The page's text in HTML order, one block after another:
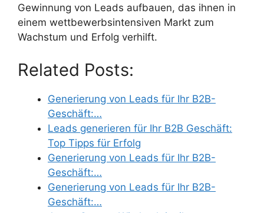
Gewinnung von Leads aufbauen, das ihnen in
einem wettbewerbsintensiven Markt zum
Wachstum und Erfolg verhilft.
Related Posts:
Generierung von Leads für Ihr B2B-
Geschäft:…
Leads generieren für Ihr B2B Geschäft:
Top Tipps für Erfolg
Generierung von Leads für Ihr B2B-
Geschäft:…
Generierung von Leads für Ihr B2B-
Geschäft:…